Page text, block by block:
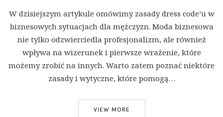
W dzisiejszym artykule omówimy zasady dress code’u w
biznesowych sytuacjach dla mężczyzn. Moda biznesowa
nie tylko odzwierciedla profesjonalizm, ale również
wpływa na wizerunek i pierwsze wrażenie, które
możemy zrobić na innych. Warto zatem poznać niektóre
zasady i wytyczne, które pomogą…
VIEW MORE